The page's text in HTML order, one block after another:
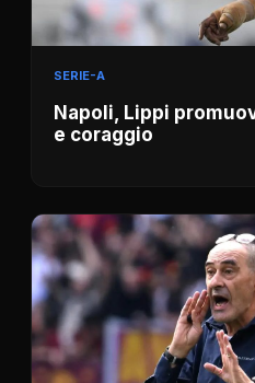
SERIE-A
Napoli, Lippi
e coraggio